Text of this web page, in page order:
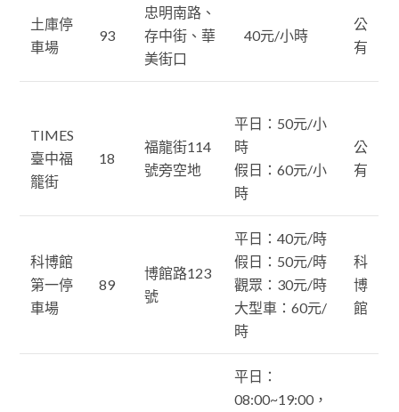
土庫停
車場
93
忠明南路、
存中街、華
美街口
40元/小時
公
有
TIMES
臺中福
籠街
18
福龍街114
號旁空地
平日：50元/小
時
假日：60元/小
時
公
有
科博館
第一停
車場
89
博館路123
號
平日：40元/時
假日：50元/時
觀眾：30元/時
大型車：60元/
時
科
博
館
平日：
08:00~19:00，